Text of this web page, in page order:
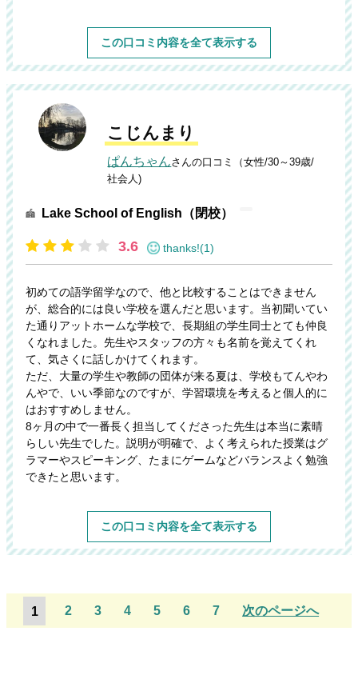
この口コミ内容を全て表示する
こじんまり
ぱんちゃんさんの口コミ（女性/30～39歳/
社会人)
Lake School of English（閉校）
3.6 thanks!(1)
初めての語学留学なので、他と比較することはできません
が、総合的には良い学校を選んだと思います。当初聞いてい
た通りアットホームな学校で、長期組の学生同士とても仲良
くなれました。先生やスタッフの方々も名前を覚えてくれ
て、気さくに話しかけてくれます。
ただ、大量の学生や教師の団体が来る夏は、学校もてんやわ
んやで、いい季節なのですが、学習環境を考えると個人的に
はおすすめしません。
8ヶ月の中で一番長く担当してくださった先生は本当に素晴
らしい先生でした。説明が明確で、よく考えられた授業はグ
ラマーやスピーキング、たまにゲームなどバランスよく勉強
できたと思います。
この口コミ内容を全て表示する
1 2 3 4 5 6 7 次のページへ